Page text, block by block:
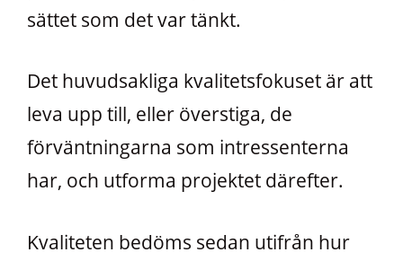
sättet som det var tänkt.
Det huvudsakliga kvalitetsfokuset är att
leva upp till, eller överstiga, de
förväntningarna som intressenterna
har, och utforma projektet därefter.
Kvaliteten bedöms sedan utifrån hur